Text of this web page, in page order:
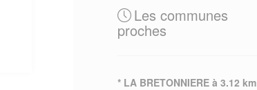
Les communes
proches
* LA BRETONNIERE à 3.12 km